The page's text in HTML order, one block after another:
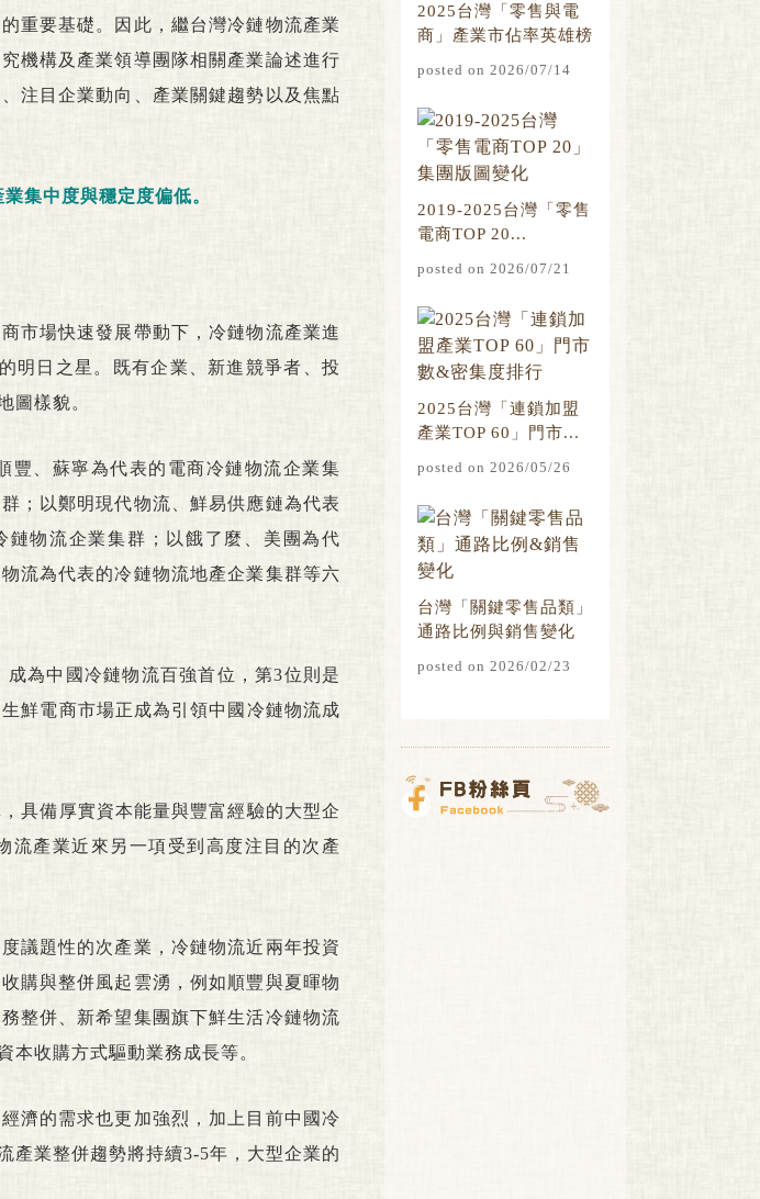
重要基礎。因此，繼台灣冷鏈物流產業
機構及產業領導團隊相關產業論述進行
注目企業動向、產業關鍵趨勢以及焦點
集中度與穩定度偏低。
市場快速發展帶動下，冷鏈物流產業進
明日之星。既有企業、新進競爭者、投
圖樣貌。
豐、蘇寧為代表的電商冷鏈物流企業集
；以鄭明現代物流、鮮易供應鏈為代表
物流企業集群；以餓了麼、美團為代
流為代表的冷鏈物流地產企業集群等六
為中國冷鏈物流百強首位，第3位則是
鮮電商市場正成為引領中國冷鏈物流成
具備厚實資本能量與豐富經驗的大型企
流產業近來另一項受到高度注目的次產
議題性的次產業，冷鏈物流近兩年投資
購與整併風起雲湧，例如順豐與夏暉物
整併、新希望集團旗下鮮生活冷鏈物流
本收購方式驅動業務成長等。
濟的需求也更加強烈，加上目前中國冷
產業整併趨勢將持續3-5年，大型企業的
2025台灣「零售與電
商」產業市佔率英雄榜
posted on 2026/07/14
2019-2025台灣「零售
電商TOP 20...
posted on 2026/07/21
2025台灣「連鎖加盟
產業TOP 60」門市...
posted on 2026/05/26
台灣「關鍵零售品類」
通路比例與銷售變化
posted on 2026/02/23